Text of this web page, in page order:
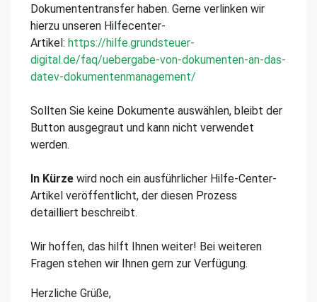
Dokumententransfer haben. Gerne verlinken wir
hierzu unseren Hilfecenter-
Artikel: https://hilfe.grundsteuer-
digital.de/faq/uebergabe-von-dokumenten-an-das-
datev-dokumentenmanagement/
Sollten Sie keine Dokumente auswählen, bleibt der
Button ausgegraut und kann nicht verwendet
werden.
In Kürze wird noch ein ausführlicher Hilfe-Center-
Artikel veröffentlicht, der diesen Prozess
detailliert beschreibt.
Wir hoffen, das hilft Ihnen weiter! Bei weiteren
Fragen stehen wir Ihnen gern zur Verfügung.
Herzliche Grüße,